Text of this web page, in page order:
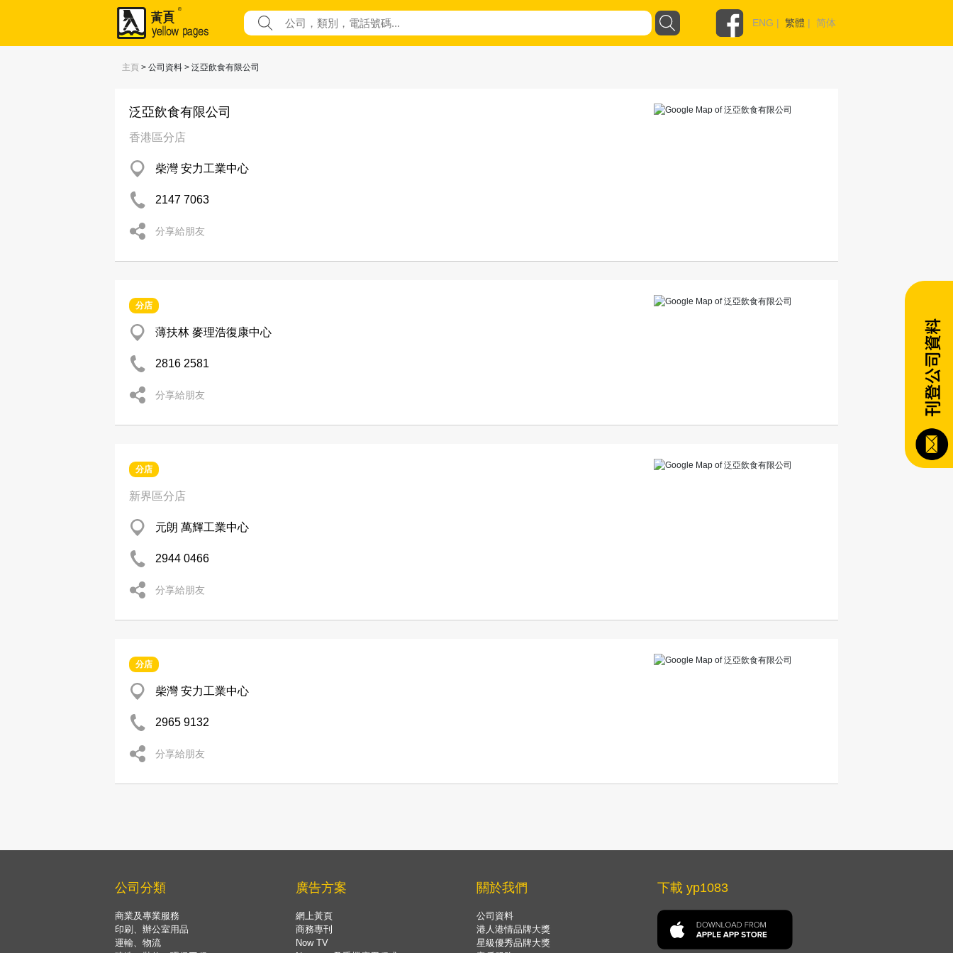
ENG | 繁體 | 简体
主頁 > 公司資料 > 泛亞飲食有限公司
泛亞飲食有限公司
香港區分店
柴灣 安力工業中心
2147 7063
分享給朋友
分店
薄扶林 麥理浩復康中心
2816 2581
分享給朋友
分店
新界區分店
元朗 萬輝工業中心
2944 0466
分享給朋友
分店
柴灣 安力工業中心
2965 9132
分享給朋友
公司分類
商業及專業服務
印刷、辦公室用品
運輸、物流
廣告方案
網上黃頁
商務專刊
Now TV
關於我們
公司資料
港人港情品牌大獎
星級優秀品牌大獎
下載 yp1083